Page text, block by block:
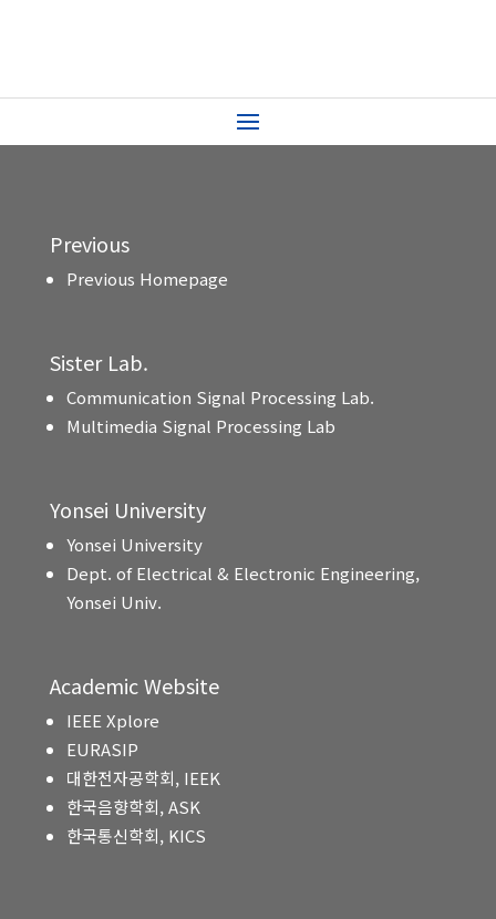
Previous
Previous Homepage
Sister Lab.
Communication Signal Processing Lab.
Multimedia Signal Processing Lab
Yonsei University
Yonsei University
Dept. of Electrical & Electronic Engineering,
Yonsei Univ.
Academic Website
IEEE Xplore
EURASIP
대한전자공학회, IEEK
한국음향학회, ASK
한국통신학회, KICS